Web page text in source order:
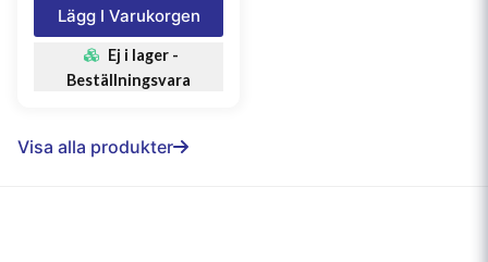
Lägg I Varukorgen
Ej i lager -
Beställningsvara
Visa alla produkter